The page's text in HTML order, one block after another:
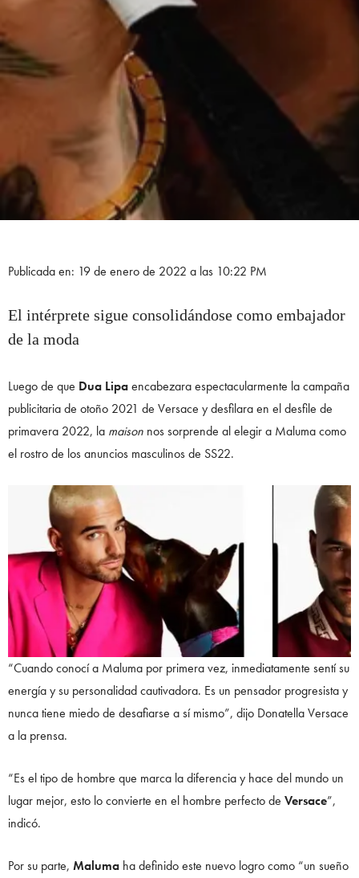
Publicada en: 19 de enero de 2022 a las 10:22 PM
El intérprete sigue consolidándose como embajador
de la moda
Luego de que Dua Lipaencabezara espectacularmente la campaña
publicitaria de otoño 2021 de Versace y desfilara en el desfile de
primavera 2022, la maison nos sorprende al elegir a Maluma como
el rostro de los anuncios masculinos de SS22.
“Cuando conocí a Maluma por primera vez, inmediatamente sentí su
energía y su personalidad cautivadora. Es un pensador progresista y
nunca tiene miedo de desafiarse a sí mismo”, dijo Donatella Versace
a la prensa.
“Es el tipo de hombre que marca la diferencia y hace del mundo un
lugar mejor, esto lo convierte en el hombre perfecto de Versace”,
indicó.
Por su parte, Maluma ha definido este nuevo logro como “un sueño